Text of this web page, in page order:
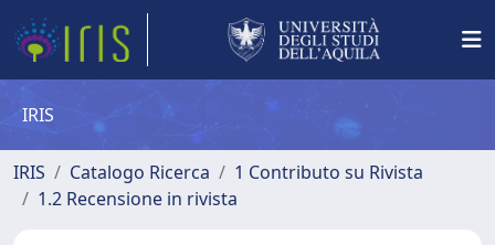
IRIS
IRIS Catalogo Ricerca
1 Contributo su Rivista
1.2 Recensione in rivista